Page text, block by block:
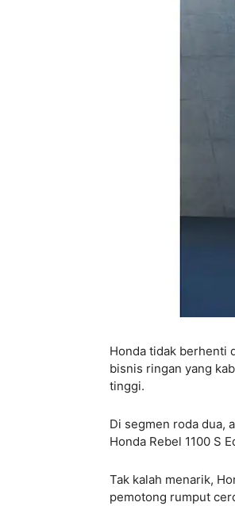
Honda tidak berhenti
bisnis ringan yang
tinggi.
Di segmen roda dua,
Honda Rebel 1100 S
Tak kalah menarik,
pemotong rumput